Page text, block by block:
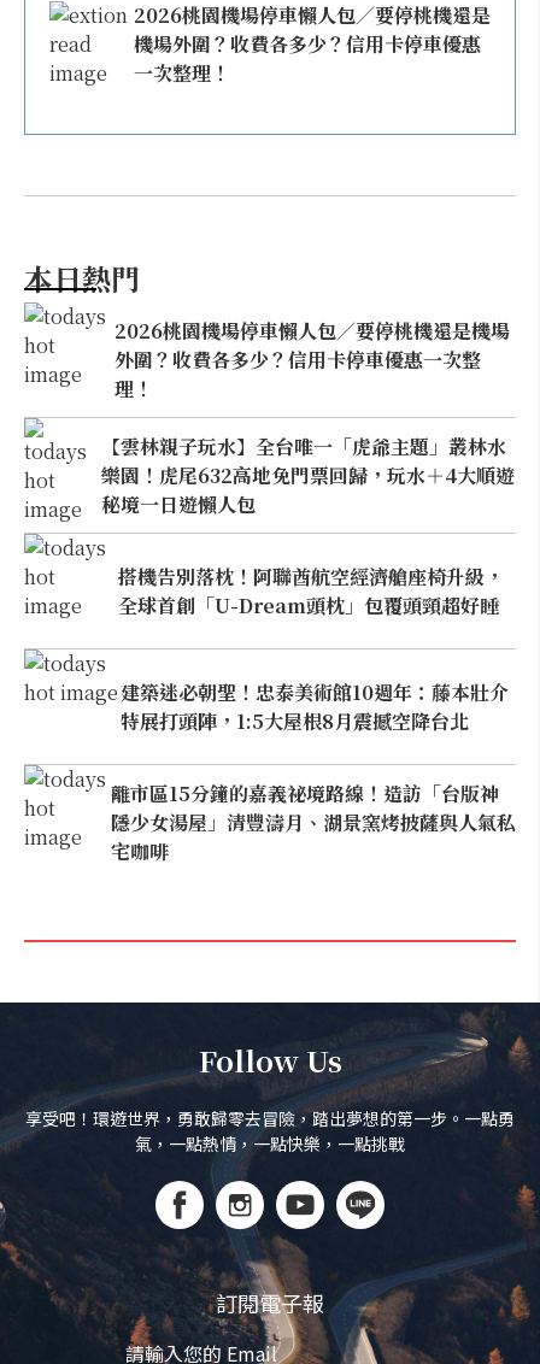
2026桃園機場停車懶人包／要停桃機還是
機場外圍？收費各多少？信用卡停車優惠
一次整理！
本日熱門
2026桃園機場停車懶人包／要停桃機還是機場
外圍？收費各多少？信用卡停車優惠一次整
理！
【雲林親子玩水】全台唯一「虎爺主題」叢林水
樂園！虎尾632高地免門票回歸，玩水＋4大順遊
秘境一日遊懶人包
搭機告別落枕！阿聯酋航空經濟艙座椅升級，
全球首創「U-Dream頭枕」包覆頭頸超好睡
建築迷必朝聖！忠泰美術館10週年：藤本壯介
特展打頭陣，1:5大屋根8月震撼空降台北
離市區15分鐘的嘉義祕境路線！造訪「台版神
隱少女湯屋」清豐濤月、湖景窯烤披薩與人氣私
宅咖啡
Follow Us
享受吧！環遊世界，勇敢歸零去冒險，踏出夢想的第一步。一點勇
氣，一點熱情，一點快樂，一點挑戰
訂閱電子報